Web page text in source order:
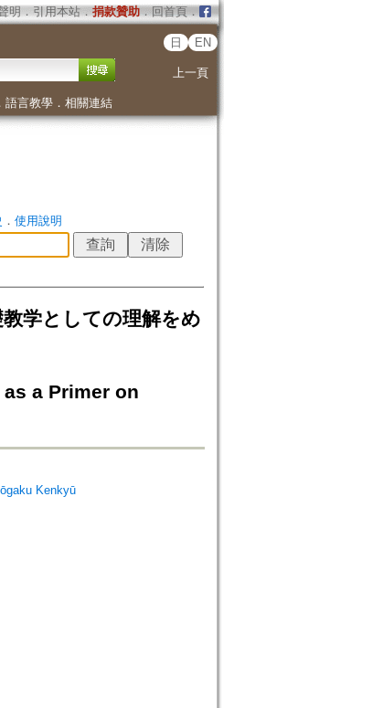
明 ． 引用本站． 捐款贊助．回首頁．
日 EN
上一頁
語言教學． 相關連結
． 使用說明
学としての理解をめ
a Primer on
Kenkyū